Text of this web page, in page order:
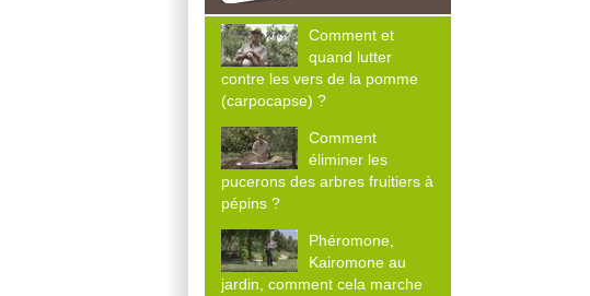
Comment et
quand lutter
contre les vers de la pomme
(carpocapse) ?
Comment
éliminer les
pucerons des arbres fruitiers à
pépins ?
Phéromone,
Kairomone au
jardin, comment cela marche